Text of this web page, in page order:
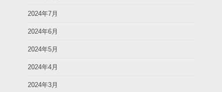
2024年7月
2024年6月
2024年5月
2024年4月
2024年3月